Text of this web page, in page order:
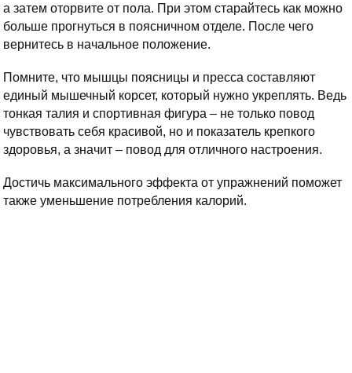
а затем оторвите от пола. При этом старайтесь как можно
больше прогнуться в поясничном отделе. После чего
вернитесь в начальное положение.
Помните, что мышцы поясницы и пресса составляют
единый мышечный корсет, который нужно укреплять. Ведь
тонкая талия и спортивная фигура – не только повод
чувствовать себя красивой, но и показатель крепкого
здоровья, а значит – повод для отличного настроения.
Достичь максимального эффекта от упражнений поможет
также уменьшение потребления калорий.